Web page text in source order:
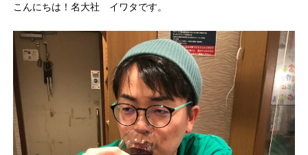
こんにちは！名大社 イワタです。